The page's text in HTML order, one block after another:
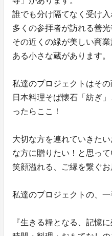
誰でも分け隔てなく受け
多くの参拝者が訪れる善光
その近くの緑が美しい商
ある小さな蔵があります。
私達のプロジェクトはそ
日本料理そば懐石「紡ぎ
ったらここ！
大切な方を連れていきた
な方に贈りたい！と思って
笑顔溢れる、ご縁を繋ぐお
私達のプロジェクトの、
『生きる糧となる、記憶に